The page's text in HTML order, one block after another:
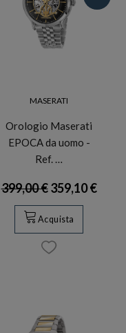
MASERATI
Orologio Maserati
EPOCA da uomo -
Ref. …
399,00 €359,10 €
Acquista